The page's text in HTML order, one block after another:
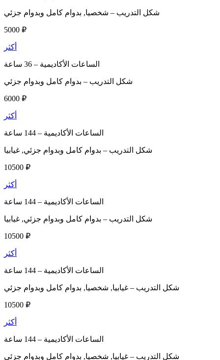
شكل التدريب – شخصيا, بدوام كامل وبدوام جزئي
5000 ₽
أكثر
الساعات الأكاديمية –
شكل التدريب – بدوام كامل وبدوام جزئي
6000 ₽
أكثر
الساعات الأكاديمية –
شكل التدريب – بدوام كامل وبدوام جزئي, غيابيا
10500 ₽
أكثر
الساعات الأكاديمية –
شكل التدريب – بدوام كامل وبدوام جزئي, غيابيا
10500 ₽
أكثر
الساعات الأكاديمية –
شكل التدريب – غيابيا, شخصيا, بدوام كامل وبدوام جزئي
10500 ₽
أكثر
الساعات الأكاديمية –
شكل التدريب – غيابيا, شخصيا, بدوام كامل وبدوام جزئي